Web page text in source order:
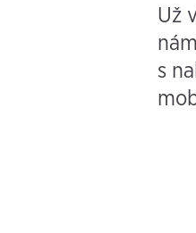
Už
s